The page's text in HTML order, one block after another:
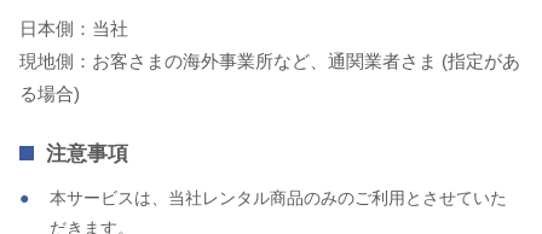
日本側：当社
現地側：お客さまの海外事業所など、通関業者さま (指定があ
る場合)
注意事項
本サービスは、当社レンタル商品のみのご利用とさせていた
だきます。